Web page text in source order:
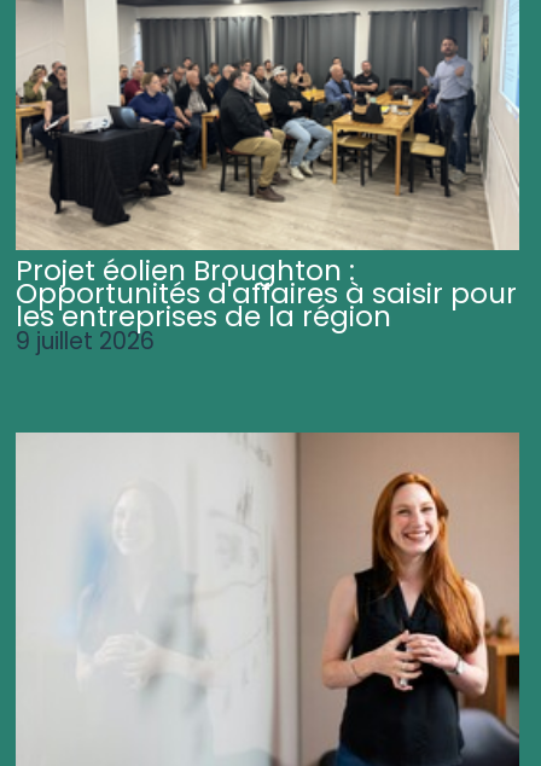
Projet éolien Broughton :
Opportunités d'affaires à saisir pour
les entreprises de la région
9 juillet 2026